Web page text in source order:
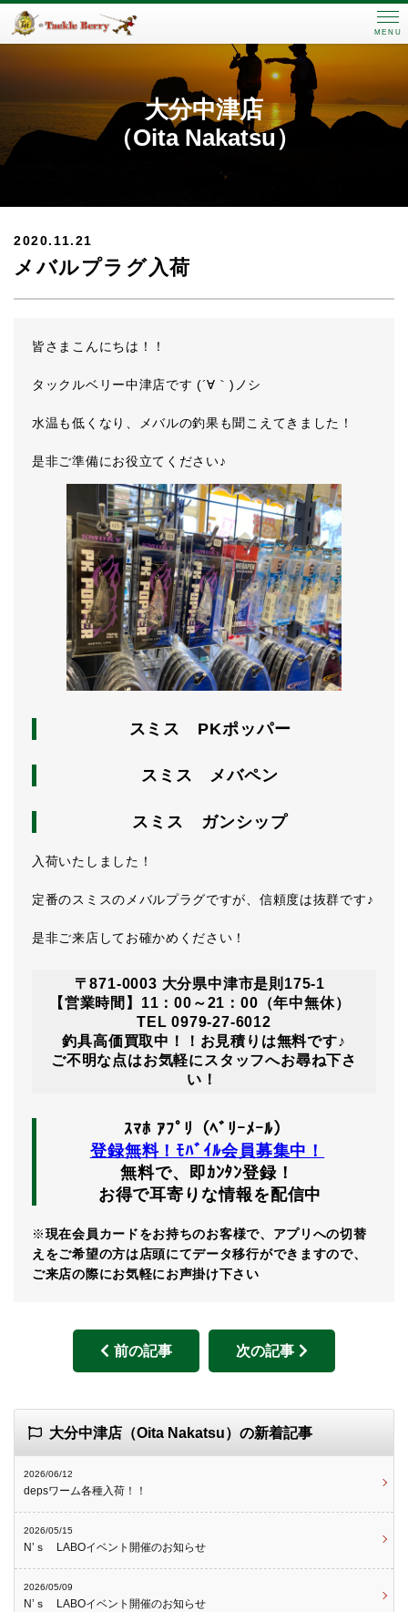
MENU
大分中津店
（Oita Nakatsu）
2020.11.21
メバルプラグ入荷
皆さまこんにちは！！
タックルベリー中津店です (´∀｀)ノシ
水温も低くなり、メバルの釣果も聞こえてきました！
是非ご準備にお役立てください♪
スミス PKポッパー
スミス メバペン
スミス ガンシップ
入荷いたしました！
定番のスミスのメバルプラグですが、信頼度は抜群です♪
是非ご来店してお確かめください！
〒871-0003 大分県中津市是則175-1
【営業時間】11：00～21：00（年中無休）
TEL 0979-27-6012
釣具高価買取中！！お見積りは無料です♪
ご不明な点はお気軽にスタッフへお尋ね下さ
い！
ｽﾏﾎ ｱﾌﾟﾘ（ﾍﾞﾘｰﾒｰﾙ）
登録無料！ﾓﾊﾞｲﾙ会員募集中！
無料で、即ｶﾝﾀﾝ登録！
お得で耳寄りな情報を配信中
※現在会員カードをお持ちのお客様で、アプリへの切替
えをご希望の方は店頭にてデータ移行ができますので、
ご来店の際にお気軽にお声掛け下さい
前の記事 次の記事
大分中津店（Oita Nakatsu）の新着記事
2026/06/12
depsワーム各種入荷！！
2026/05/15
N’ｓ LABOイベント開催のお知らせ
2026/05/09
N’ｓ LABOイベント開催のお知らせ